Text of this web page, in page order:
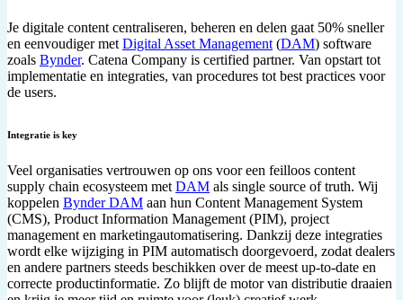
Je digitale content centraliseren, beheren en delen gaat 50% sneller
en eenvoudiger met Digital Asset Management (DAM) software
zoals Bynder. Catena Company is certified partner. Van opstart tot
implementatie en integraties, van procedures tot best practices voor
de users.
Integratie is key
Veel organisaties vertrouwen op ons voor een feilloos content
supply chain ecosysteem met DAM als single source of truth. Wij
koppelen Bynder DAM aan hun Content Management System
(CMS), Product Information Management (PIM), project
management en marketingautomatisering. Dankzij deze integraties
wordt elke wijziging in PIM automatisch doorgevoerd, zodat dealers
en andere partners steeds beschikken over de meest up-to-date en
correcte productinformatie. Zo blijft de motor van distributie draaien